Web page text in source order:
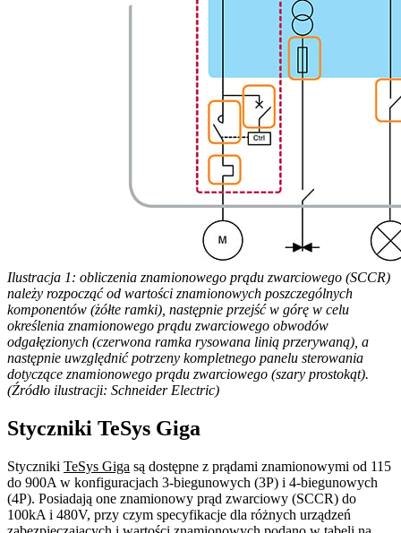
Ilustracja 1: obliczenia znamionowego prądu zwarciowego (SCCR)
należy rozpocząć od wartości znamionowych poszczególnych
komponentów (żółte ramki), następnie przejść w górę w celu
określenia znamionowego prądu zwarciowego obwodów
odgałęzionych (czerwona ramka rysowana linią przerywaną), a
następnie uwzględnić potrzeny kompletnego panelu sterowania
dotyczące znamionowego prądu zwarciowego (szary prostokąt).
(Źródło ilustracji: Schneider Electric)
Styczniki TeSys Giga
Styczniki TeSys Giga są dostępne z prądami znamionowymi od 115
do 900A w konfiguracjach 3-biegunowych (3P) i 4-biegunowych
(4P). Posiadają one znamionowy prąd zwarciowy (SCCR) do
100kA i 480V, przy czym specyfikacje dla różnych urządzeń